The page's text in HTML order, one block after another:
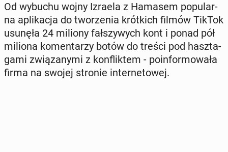
Od wybuchu wojny Izraela z Hamasem po­pu­lar­
na apli­ka­cja do two­rze­nia krót­kich filmów TikTok
usunęła 24 miliony fał­szy­wych kont i ponad pół
miliona ko­men­ta­rzy botów do treści pod hasz­ta­
ga­mi zwią­za­ny­mi z kon­flik­tem - po­in­for­mo­wa­ła
firma na swojej stronie in­ter­ne­to­wej.